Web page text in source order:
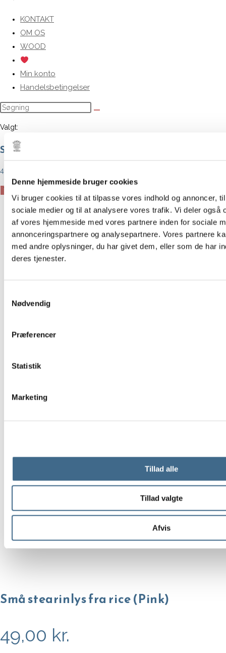
Denne hjemmeside bruger cookies
Vi bruger cookies til at tilpasse vores indhold og annoncer,
sociale medier og til at analysere vores trafik. Vi deler også
af vores hjemmeside med vores partnere inden for sociale
annonceringspartnere og analysepartnere. Vores partnere
med andre oplysninger, du har givet dem, eller som de har
deres tjenester.
Nødvendig
Præferencer
Statistik
Marketing
Tillad alle
Tillad valgte
Afvis
search
KONTAKT
OM OS
WOOD
Min konto
Handelsbetingelser
Valgt:
Små stearinlys fra rice…
49,00
Små
stearinlys
Tilføj til kurv
Forrige produkt
Næste produkt
Små stearinlys fra rice (Pink)
49,00 kr.